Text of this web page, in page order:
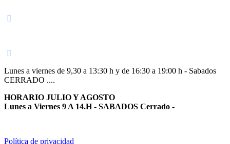
Lunes a viernes de 9,30 a 13:30 h y de 16:30 a 19:00 h - Sabados
CERRADO ....
HORARIO JULIO Y AGOSTO
Lunes a Viernes 9 A 14.H - SABADOS Cerrado -
Política de privacidad